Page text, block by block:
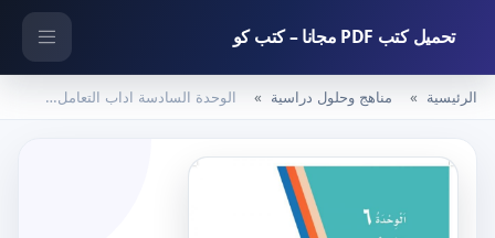
تحميل كتب PDF مجانا – كتب كو
الرئيسية مناهج وحلول دراسية الوحدة السادسة اداب التعامل – المنهاج السعودي